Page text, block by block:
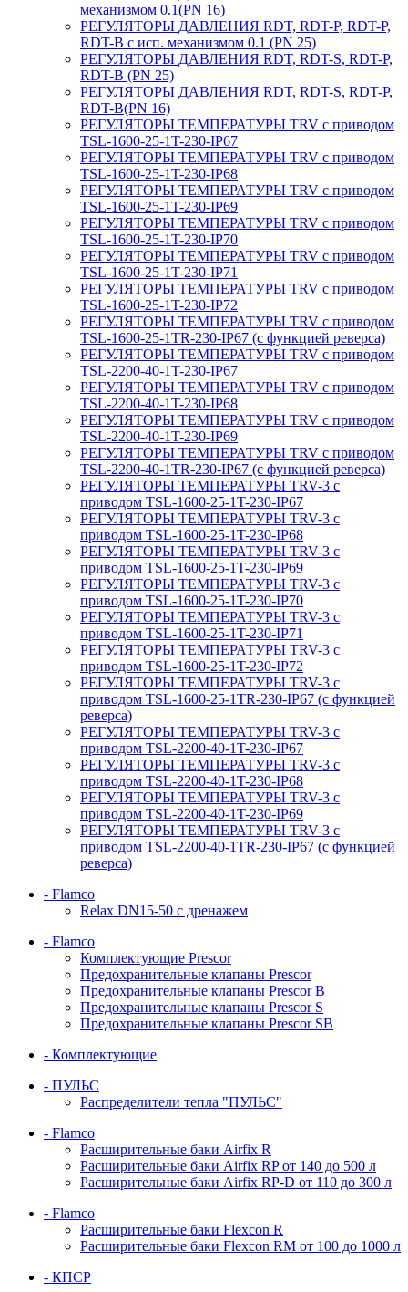
механизмом 0.1(PN 16)
РЕГУЛЯТОРЫ ДАВЛЕНИЯ RDT, RDT-P, RDT-P,
RDT-B с исп. механизмом 0.1 (PN 25)
РЕГУЛЯТОРЫ ДАВЛЕНИЯ RDT, RDT-S, RDT-P,
RDT-B (PN 25)
РЕГУЛЯТОРЫ ДАВЛЕНИЯ RDT, RDT-S, RDT-P,
RDT-B(PN 16)
РЕГУЛЯТОРЫ ТЕМПЕРАТУРЫ TRV с приводом
TSL-1600-25-1T-230-IP67
РЕГУЛЯТОРЫ ТЕМПЕРАТУРЫ TRV с приводом
TSL-1600-25-1T-230-IP68
РЕГУЛЯТОРЫ ТЕМПЕРАТУРЫ TRV с приводом
TSL-1600-25-1T-230-IP69
РЕГУЛЯТОРЫ ТЕМПЕРАТУРЫ TRV с приводом
TSL-1600-25-1T-230-IP70
РЕГУЛЯТОРЫ ТЕМПЕРАТУРЫ TRV с приводом
TSL-1600-25-1T-230-IP71
РЕГУЛЯТОРЫ ТЕМПЕРАТУРЫ TRV с приводом
TSL-1600-25-1T-230-IP72
РЕГУЛЯТОРЫ ТЕМПЕРАТУРЫ TRV с приводом
TSL-1600-25-1TR-230-IP67 (с функцией реверса)
РЕГУЛЯТОРЫ ТЕМПЕРАТУРЫ TRV с приводом
TSL-2200-40-1T-230-IP67
РЕГУЛЯТОРЫ ТЕМПЕРАТУРЫ TRV с приводом
TSL-2200-40-1T-230-IP68
РЕГУЛЯТОРЫ ТЕМПЕРАТУРЫ TRV с приводом
TSL-2200-40-1T-230-IP69
РЕГУЛЯТОРЫ ТЕМПЕРАТУРЫ TRV с приводом
TSL-2200-40-1TR-230-IP67 (с функцией реверса)
РЕГУЛЯТОРЫ ТЕМПЕРАТУРЫ TRV-3 с
приводом TSL-1600-25-1T-230-IP67
РЕГУЛЯТОРЫ ТЕМПЕРАТУРЫ TRV-3 с
приводом TSL-1600-25-1T-230-IP68
РЕГУЛЯТОРЫ ТЕМПЕРАТУРЫ TRV-3 с
приводом TSL-1600-25-1T-230-IP69
РЕГУЛЯТОРЫ ТЕМПЕРАТУРЫ TRV-3 с
приводом TSL-1600-25-1T-230-IP70
РЕГУЛЯТОРЫ ТЕМПЕРАТУРЫ TRV-3 с
приводом TSL-1600-25-1T-230-IP71
РЕГУЛЯТОРЫ ТЕМПЕРАТУРЫ TRV-3 с
приводом TSL-1600-25-1T-230-IP72
РЕГУЛЯТОРЫ ТЕМПЕРАТУРЫ TRV-3 с
приводом TSL-1600-25-1TR-230-IP67 (с функцией
реверса)
РЕГУЛЯТОРЫ ТЕМПЕРАТУРЫ TRV-3 с
приводом TSL-2200-40-1T-230-IP67
РЕГУЛЯТОРЫ ТЕМПЕРАТУРЫ TRV-3 с
приводом TSL-2200-40-1T-230-IP68
РЕГУЛЯТОРЫ ТЕМПЕРАТУРЫ TRV-3 с
приводом TSL-2200-40-1T-230-IP69
РЕГУЛЯТОРЫ ТЕМПЕРАТУРЫ TRV-3 с
приводом TSL-2200-40-1TR-230-IP67 (с функцией
реверса)
- Flamco
Relax DN15-50 с дренажем
- Flamco
Комплектующие Prescor
Предохранительные клапаны Prescor
Предохранительные клапаны Prescor B
Предохранительные клапаны Prescor S
Предохранительные клапаны Prescor SB
- Комплектующие
- ПУЛЬС
Распределители тепла "ПУЛЬС"
- Flamco
Расширительные баки Airfix R
Расширительные баки Airfix RP от 140 до 500 л
Расширительные баки Airfix RP-D от 110 до 300 л
- Flamco
Расширительные баки Flexcon R
Расширительные баки Flexcon RM от 100 до 1000 л
- КПСР